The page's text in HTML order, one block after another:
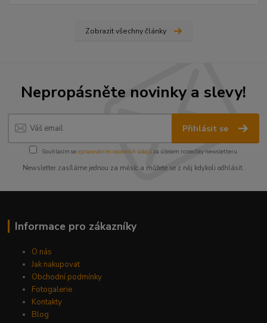
Zobrazit všechny články
Nepropásněte novinky a slevy!
Přihlásit se
Souhlasím se zpracováním osobních údajůza účelem rozesílky newsletteru.
Newsletter zasíláme jednou za měsíc a můžete se z něj kdykoli odhlásit.
Informace pro zákazníky
O nás
Jak nakupovat
Obchodní podmínky
Fotogalerie
Kontakty
Blog